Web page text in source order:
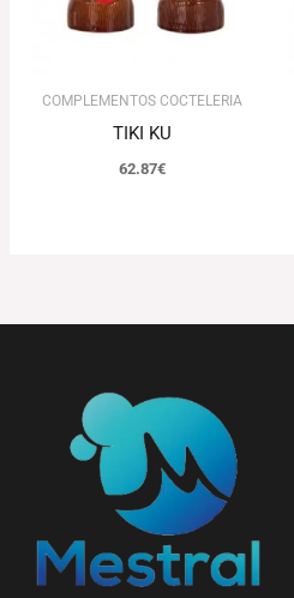
COMPLEMENTOS COCTELERIA
TIKI KU
62.87€